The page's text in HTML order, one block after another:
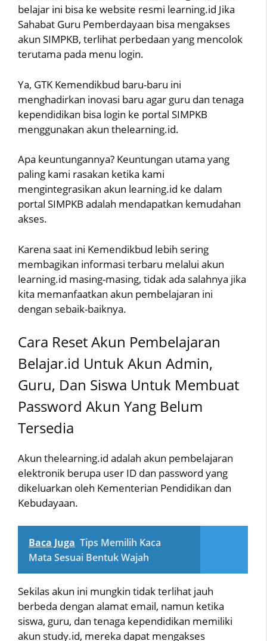
belajar ini bisa ke website resmi learning.id Jika
Sahabat Guru Pemberdayaan bisa mengakses
akun SIMPKB, terlihat perbedaan yang mencolok
terutama pada menu login.
Ya, GTK Kemendikbud baru-baru ini
menghadirkan inovasi baru agar guru dan tenaga
kependidikan bisa login ke portal SIMPKB
menggunakan akun thelearning.id.
Apa keuntungannya? Keuntungan utama yang
paling kami rasakan ketika kami
mengintegrasikan akun learning.id ke dalam
portal SIMPKB adalah mendapatkan kemudahan
akses.
Karena saat ini Kemendikbud lebih sering
membagikan informasi terbaru melalui akun
learning.id masing-masing, tidak ada salahnya jika
kita memanfaatkan akun pembelajaran ini
dengan sebaik-baiknya.
Cara Reset Akun Pembelajaran
Belajar.id Untuk Akun Admin,
Guru, Dan Siswa Untuk Membuat
Password Akun Yang Belum
Tersedia
Akun thelearning.id adalah akun pembelajaran
elektronik berupa user ID dan password yang
dikeluarkan oleh Kementerian Pendidikan dan
Kebudayaan.
Baca Juga Tips Memilih Kaca
Mata Sesuai Bentuk Wajah
Sekilas akun ini mungkin tidak terlihat jauh
berbeda dengan alamat email, namun ketika
siswa, guru, dan tenaga kependidikan memiliki
akun study.id, mereka dapat mengakses